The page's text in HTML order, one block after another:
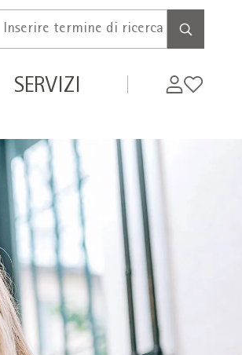
Inserire
ricerca
SERVIZI
MyWishlist